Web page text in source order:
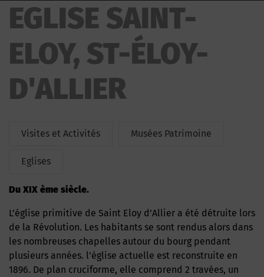
EGLISE SAINT-
ELOY, ST-ÉLOY-
D'ALLIER
Visites et Activités Musées Patrimoine
Eglises
Du XIX ème siècle.
L’église primitive de Saint Eloy d’Allier a été détruite lors
de la Révolution. Les habitants se sont rendus alors dans
les nombreuses chapelles autour du bourg pendant
plusieurs années. l’église actuelle est reconstruite en
1896. De plan cruciforme, elle comprend 2 travées, un